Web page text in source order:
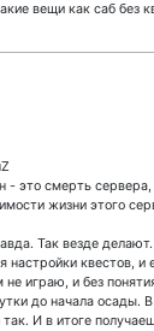
вещи как саб без
это смерть
жизни этого
Так везде
настройки квестов,
играю, и без
до начала
И в итоге